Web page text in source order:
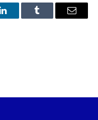
O
Tumblr
E-